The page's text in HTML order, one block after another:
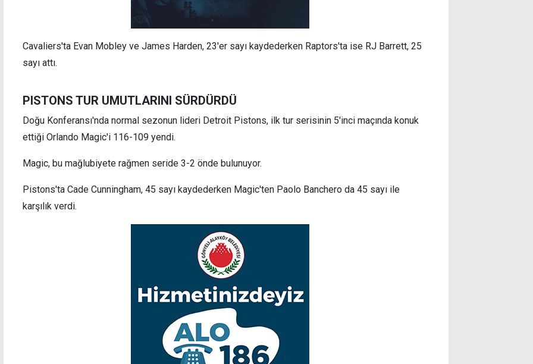
Cavaliers'ta Evan Mobley ve James Harden, 23'er sayı kaydederken Raptors'ta ise RJ Barrett, 25
sayı attı.
PISTONS TUR UMUTLARINI SÜRDÜRDÜ
Doğu Konferansı'nda normal sezonun lideri Detroit Pistons, ilk tur serisinin 5'inci maçında konuk
ettiği Orlando Magic'i 116-109 yendi.
Magic, bu mağlubiyete rağmen seride 3-2 önde bulunuyor.
Pistons'ta Cade Cunningham, 45 sayı kaydederken Magic'ten Paolo Banchero da 45 sayı ile
karşılık verdi.